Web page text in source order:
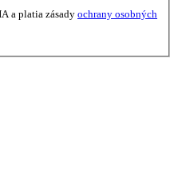
a platia zásady ochrany osobných